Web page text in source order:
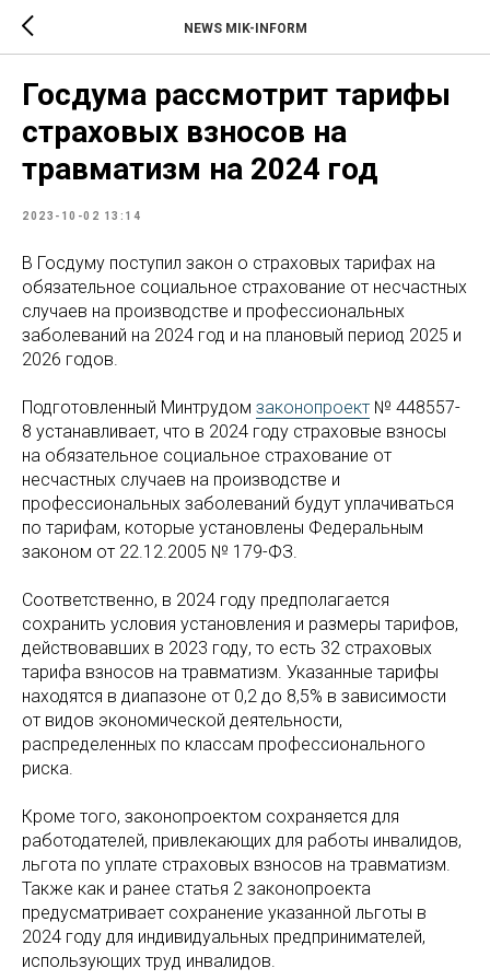
NEWS MIK-INFORM
Госдума рассмотрит тарифы
страховых взносов на
травматизм на 2024 год
2023-10-02 13:14
В Госдуму поступил закон о страховых тарифах на
обязательное социальное страхование от несчастных
случаев на производстве и профессиональных
заболеваний на 2024 год и на плановый период 2025 и
2026 годов.
Подготовленный Минтрудом законопроект № 448557-
8 устанавливает, что в 2024 году страховые взносы
на обязательное социальное страхование от
несчастных случаев на производстве и
профессиональных заболеваний будут уплачиваться
по тарифам, которые установлены Федеральным
законом от 22.12.2005 № 179-ФЗ.
Соответственно, в 2024 году предполагается
сохранить условия установления и размеры тарифов,
действовавших в 2023 году, то есть 32 страховых
тарифа взносов на травматизм. Указанные тарифы
находятся в диапазоне от 0,2 до 8,5% в зависимости
от видов экономической деятельности,
распределенных по классам профессионального
риска.
Кроме того, законопроектом сохраняется для
работодателей, привлекающих для работы инвалидов,
льгота по уплате страховых взносов на травматизм.
Также как и ранее статья 2 законопроекта
предусматривает сохранение указанной льготы в
2024 году для индивидуальных предпринимателей,
использующих труд инвалидов.